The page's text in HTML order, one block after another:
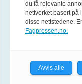
Forsvarets
du få relevante
nettverket basert på
disse nettstedene.
Fagpressen.no.
Avvis alle